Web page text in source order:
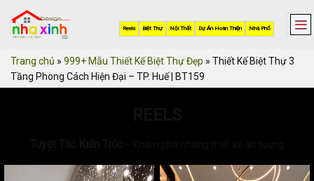
content
Trang chủ » 999+ Mẫu Thiết Kế Biệt Thự Đẹp » Thiết Kế Biệt Thự 3
Tầng Phong Cách Hiện Đại – TP. Huế | BT159
Nhà Phố
Dự Án Hoàn Thiện
Nội Thất
Biệt Thự
Reels